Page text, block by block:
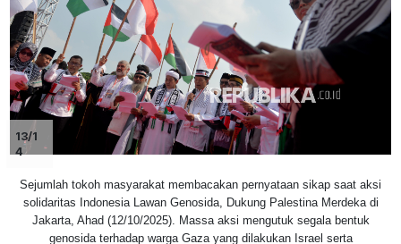
13/1
4
Sejumlah tokoh masyarakat membacakan pernyataan sikap saat aksi
solidaritas Indonesia Lawan Genosida, Dukung Palestina Merdeka di
Jakarta, Ahad (12/10/2025). Massa aksi mengutuk segala bentuk
genosida terhadap warga Gaza yang dilakukan Israel serta